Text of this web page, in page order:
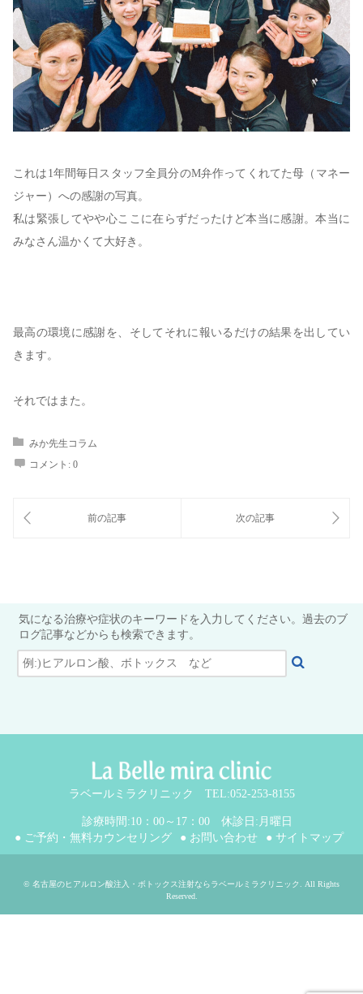
これは1年間毎日スタッフ全員分のM弁作ってくれてた母（マネー
ジャー）への感謝の写真。
私は緊張してやや心ここに在らずだったけど本当に感謝。本当に
みなさん温かくて大好き。
最高の環境に感謝を、そしてそれに報いるだけの結果を出してい
きます。
それではまた。
みか先生コラム
コメント: 0
気になる治療や症状のキーワードを入力してください。過去のブ
ログ記事などからも検索できます。
ラベールミラクリニック TEL:052-253-8155
診療時間:10：00～17：00 休診日:月曜日
● ご予約・無料カウンセリング
● お問い合わせ ● サイトマップ
© 名古屋のヒアルロン酸注入・ボトックス注射ならラベールミラクリニック. All Rights
Reserved.